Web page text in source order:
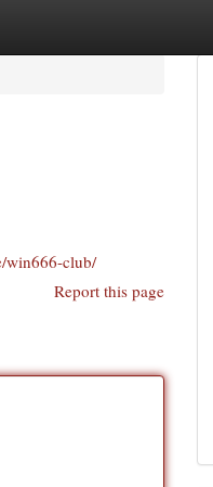
win666-club/
Report this page